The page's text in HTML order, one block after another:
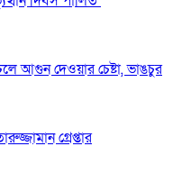
আগুন দেওয়ার চেষ্টা, ভাঙচুর
গ্রেপ্তার